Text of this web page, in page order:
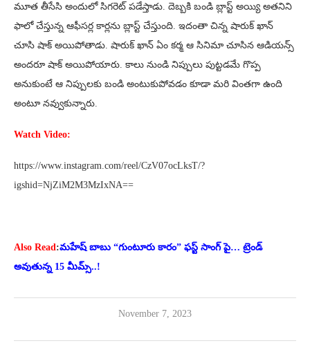
మూత తీసేసి అందులో సిగరెట్ పడేస్తాడు. దెబ్బకి బండి బ్లాస్ట్ అయ్యి అతనిని
ఫాలో చేస్తున్న ఆఫీసర్ల కార్లను బ్లాస్ట్ చేస్తుంది. ఇదంతా చిన్న షారుక్ ఖాన్
చూసి షాక్ అయిపోతాడు. షారుక్ ఖాన్ ఏం కర్మ ఆ సినిమా చూసిన ఆడియన్స్
అందరూ షాక్ అయిపోయారు. కాలు నుండి నిప్పులు పుట్టడమే గొప్ప
అనుకుంటే ఆ నిప్పులకు బండి అంటుకుపోవడం కూడా మరి వింతగా ఉంది
అంటూ నవ్వుకున్నారు.
Watch Video:
https://www.instagram.com/reel/CzV07ocLksT/?
igshid=NjZiM2M3MzIxNA==
Also Read :మహేష్ బాబు “గుంటూరు కారం” ఫస్ట్ సాంగ్ పై… ట్రెండ్
అవుతున్న 15 మీమ్స్..!
November 7, 2023